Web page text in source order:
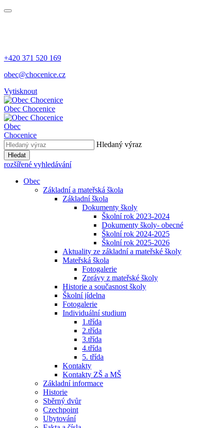
+420 371 520 169
obec@chocenice.cz
Vytisknout
Obec Chocenice
Obec
Chocenice
Hledaný výraz
Hledat
rozšířené vyhledávání
Obec
Základní a mateřská škola
Základní škola
Dokumenty školy
Školní rok 2023-2024
Dokumenty školy- obecné
Školní rok 2024-2025
Školní rok 2025-2026
Aktuality ze základní a mateřské školy
Mateřská škola
Fotogalerie
Zprávy z mateřské školy
Historie a současnost školy
Školní jídelna
Fotogalerie
Individuální studium
1.třída
2.třída
3.třída
4.třída
5. třída
Kontakty
Kontakty ZŠ a MŠ
Základní informace
Historie
Sběrný dvůr
Czechpoint
Ubytování